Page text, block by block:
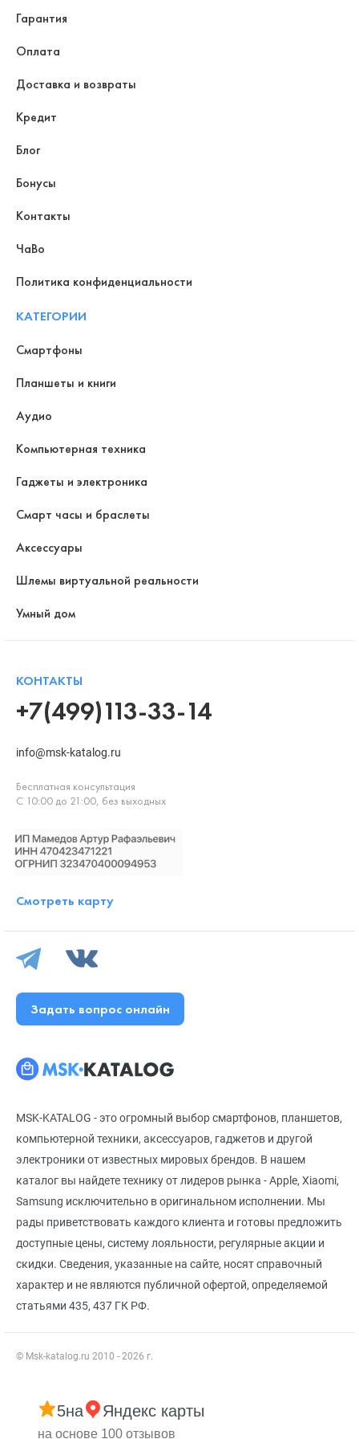
MSK-KATALOG - это огромный выбор смартфонов, планшетов,
компьютерной техники, аксессуаров, гаджетов и другой
электроники от известных мировых брендов. В нашем
каталог вы найдете технику от лидеров рынка - Apple, Xiaomi,
Samsung исключительно в оригинальном исполнении. Мы
рады приветствовать каждого клиента и готовы предложить
доступные цены, систему лояльности, регулярные акции и
скидки. Сведения, указанные на сайте, носят справочный
характер и не являются публичной офертой, определяемой
статьями 435, 437 ГК РФ.
© Msk-katalog.ru 2010 - 2026 г.
Гарантия
Оплата
Доставка и возвраты
Кредит
Блог
Бонусы
Контакты
ЧаВо
Политика конфиденциальности
КАТЕГОРИИ
Смартфоны
Планшеты и книги
Аудио
Компьютерная техника
Гаджеты и электроника
Смарт часы и браслеты
Аксессуары
Шлемы виртуальной реальности
Умный дом
КОНТАКТЫ
+7(499)113-33-14
info@msk-katalog.ru
Бесплатная консультация
С 10:00 до 21:00, без выходных
Смотреть карту
Задать вопрос онлайн
5на Яндекс карты
на основе 100 отзывов